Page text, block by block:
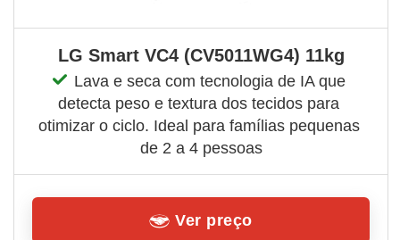
LG Smart VC4 (CV5011WG4) 11kg
Lava e seca com tecnologia de IA que
detecta peso e textura dos tecidos para
otimizar o ciclo. Ideal para famílias pequenas
de 2 a 4 pessoas
Ver preço